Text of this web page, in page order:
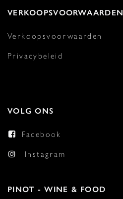
VERKOOPSVOORWAARDEN
Verkoopsvoorwaarden
Privacybeleid
VOLG ONS
Facebook
Instagram
PINOT - WINE & FOOD